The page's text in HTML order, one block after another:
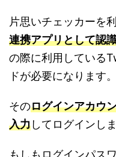
片思いチェッカーを
連携アプリとして認
の際に利用している
ドが必要になります。
そのログインアカウ
入力してログインし
もしもログインパス